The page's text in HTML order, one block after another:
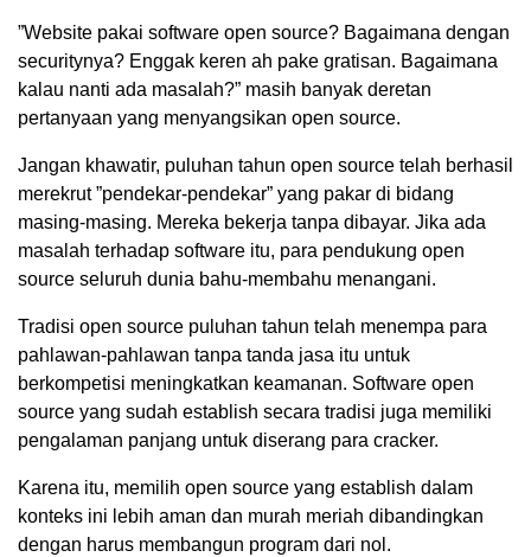
”Website pakai software open source? Bagaimana dengan
securitynya? Enggak keren ah pake gratisan. Bagaimana
kalau nanti ada masalah?” masih banyak deretan
pertanyaan yang menyangsikan open source.
Jangan khawatir, puluhan tahun open source telah berhasil
merekrut ”pendekar-pendekar” yang pakar di bidang
masing-masing. Mereka bekerja tanpa dibayar. Jika ada
masalah terhadap software itu, para pendukung open
source seluruh dunia bahu-membahu menangani.
Tradisi open source puluhan tahun telah menempa para
pahlawan-pahlawan tanpa tanda jasa itu untuk
berkompetisi meningkatkan keamanan. Software open
source yang sudah establish secara tradisi juga memiliki
pengalaman panjang untuk diserang para cracker.
Karena itu, memilih open source yang establish dalam
konteks ini lebih aman dan murah meriah dibandingkan
dengan harus membangun program dari nol.